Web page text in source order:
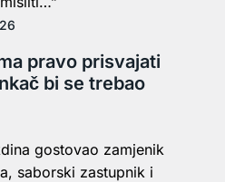
pravo prisvajati
bi se trebao
gostovao zamjenik
saborski zastupnik i